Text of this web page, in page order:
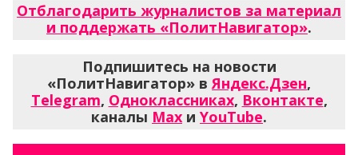
Отблагодарить журналистов за материал
и поддержать «ПолитНавигатор».
Подпишитесь на новости
«ПолитНавигатор» вЯндекс.Дзен,
Telegram, Одноклассниках, Вконтакте,
каналы Max и YouTube.